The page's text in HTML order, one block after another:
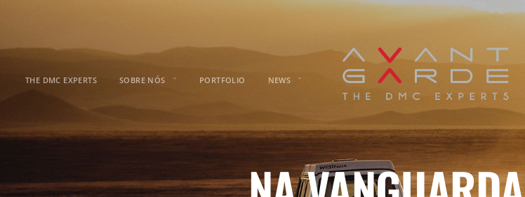
THE DMC EXPERTS SOBRE NÓS PORTFOLIO NEWS